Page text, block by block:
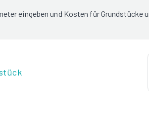
eingeben und Kosten für Grundstücke